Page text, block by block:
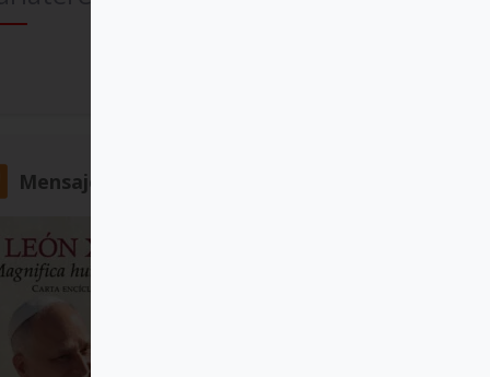
Mensajero